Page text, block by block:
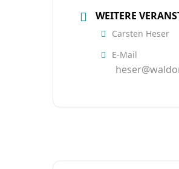
WEITERE
Carsten Heser
E-Mail